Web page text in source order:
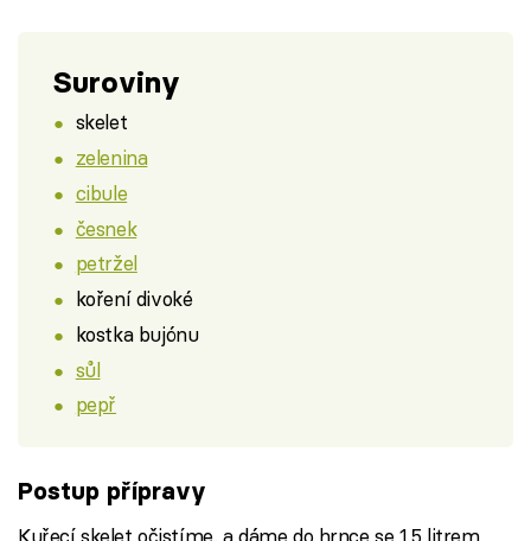
Suroviny
skelet
zelenina
cibule
česnek
petržel
koření divoké
kostka bujónu
sůl
pepř
Postup přípravy
Kuřecí skelet očistíme, a dáme do hrnce se 1,5 litrem